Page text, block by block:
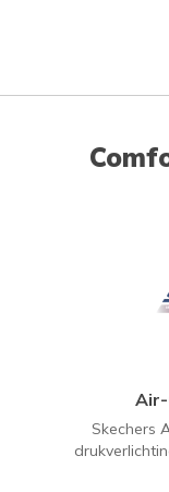
Air-
Skechers